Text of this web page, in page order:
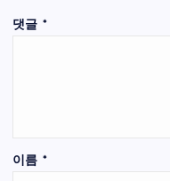
댓글 *
이름 *